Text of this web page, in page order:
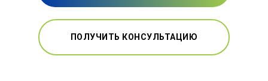
ПОЛУЧИТЬ КОНСУЛЬТАЦИЮ